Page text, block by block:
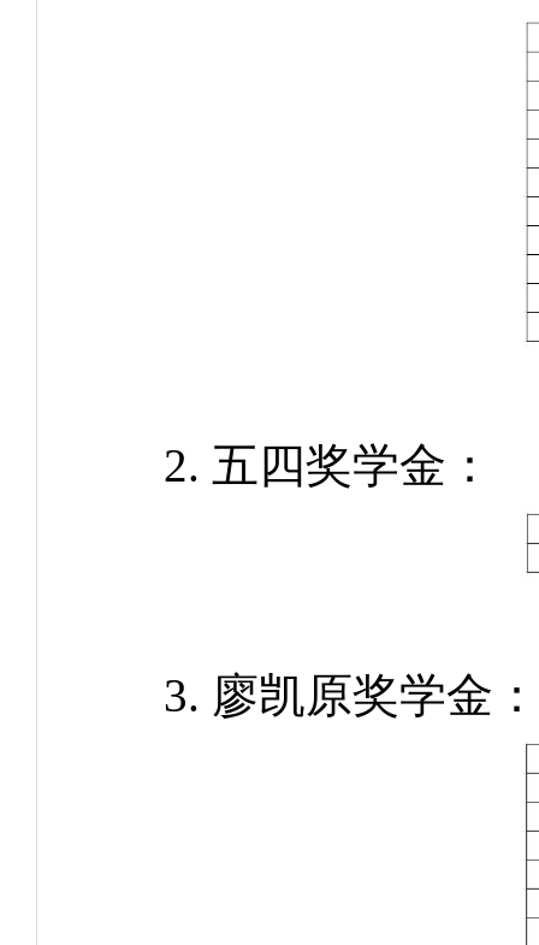
2. 五四奖学金：
3. 廖凯原奖学金：